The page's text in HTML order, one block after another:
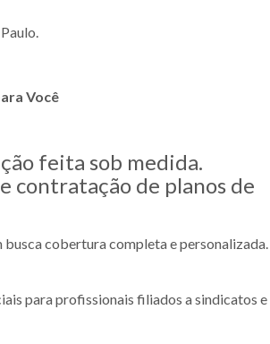
Você
feita sob medida.
contratação de planos de
busca cobertura completa e personalizada.
para profissionais filiados a sindicatos e